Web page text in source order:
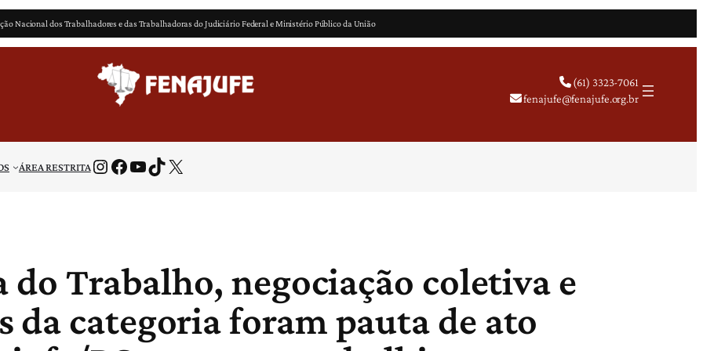
Nacional dos Trabalhadores e das Trabalhadoras do Judiciário Federal e Ministério Público da União
(61) 3323-7061
fenajufe@fenajufe.org.br
ÁREA RESTRITAInstagram Facebook Youtube TikTok X
do Trabalho, negociação coletiva e
da categoria foram pauta de ato